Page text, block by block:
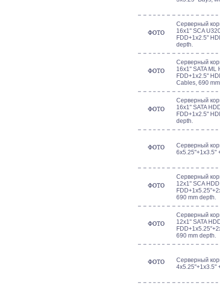
Серверный
16x1" SCA
FDD+1x2.5"
depth.
Серверный
16x1" SATA
FDD+1x2.5"
Cables, 690
Серверный
16x1" SATA
FDD+1x2.5"
depth.
Серверный
6x5.25"+1x3.5"
Серверный
12x1" SCA
690 mm depth.
Серверный
12x1" SATA
690 mm depth.
Серверный
4x5.25"+1x3.5"